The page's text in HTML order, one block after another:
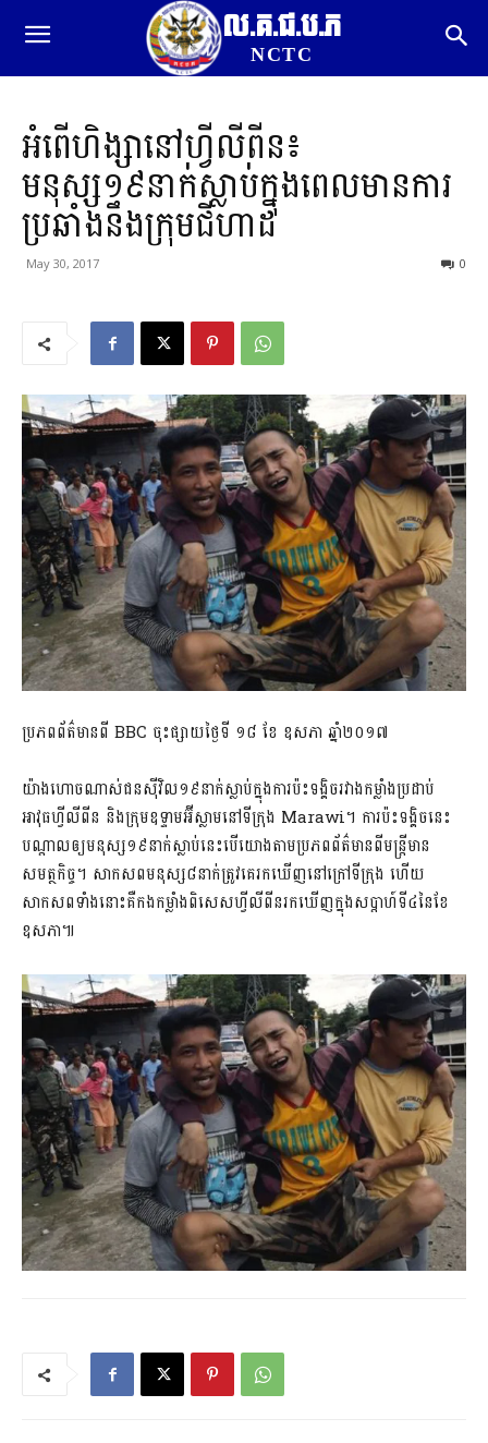
ល.គ.ជ.ប.ភ
NCTC
អំពើហិង្សានៅហ្វីលីពីន៖
មនុស្ស១៩នាក់ស្លាប់ក្នុងពេលមានការ
ប្រឆាំងនឹងក្រុមជីហាដ
May 30, 2017 0
ប្រភពព័ត៌មានពី BBC ចុះផ្សាយថ្ងៃទី ១៨ ខែ ឧសភា ឆ្នាំ២០១៧
យ៉ាងហោចណាស់ជនស៊ីវិល១៩នាក់ស្លាប់ក្នុងការប៉ះទង្គិចរវាងកម្លាំងប្រដាប់
អាវុធហ្វីលីពីន និងក្រុមឧទ្ទាមអ៊ីស្លាមនៅទីក្រុង Marawi។ ការប៉ះទង្គិចនេះ
បណ្តាលឲ្យមនុស្ស១៩នាក់ស្លាប់នេះបើយោងតាមប្រភពព័ត៌មានពីមន្រ្តីមាន
សមត្ថកិច្ច។ សាកសពមនុស្ស៨នាក់ត្រូវគេរកឃើញនៅក្រៅទីក្រុង ហើយ
សាកសពទាំងនោះគឺកងកម្លាំងពិសេសហ្វីលីពីនរកឃើញក្នុងសប្តាហ៍ទី៤នៃខែ
ឧសភា៕